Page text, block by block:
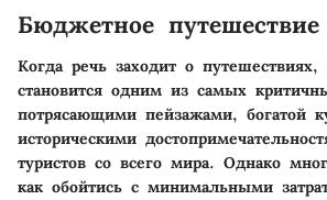
Бюджетное
Когда речь заходит о
становится одним из самых
потрясающими пейзажами, богатой
историческими
туристов со всего мира. Однако
как обойтись с минимальными